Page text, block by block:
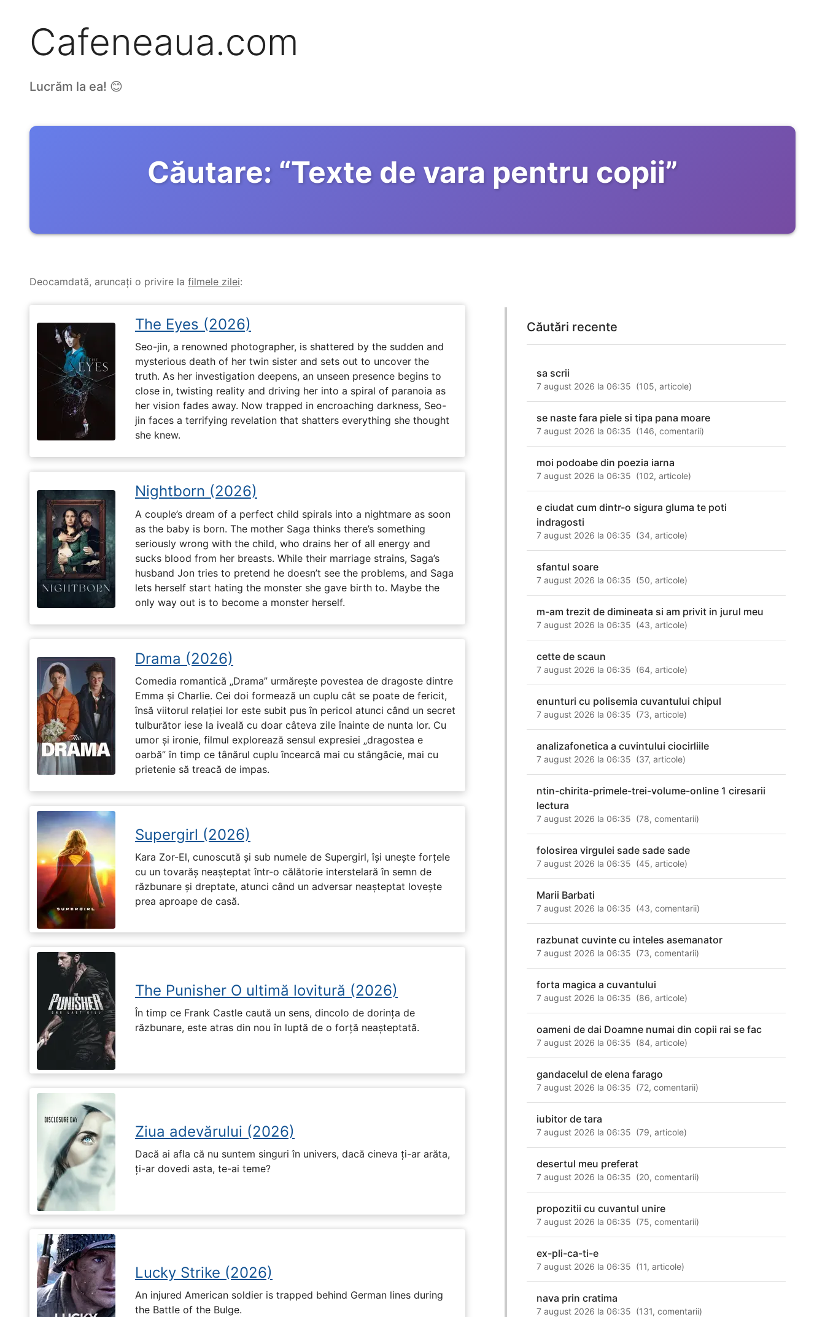
Cafeneaua.com
Lucrăm la ea! 😊
Căutare: “Texte de vara pentru copii”
Deocamdată, aruncați o privire la filmele zilei:
The Eyes (2026)
Seo-jin, a renowned photographer, is shattered by the sudden and
mysterious death of her twin sister and sets out to uncover the
truth. As her investigation deepens, an unseen presence begins to
close in, twisting reality and driving her into a spiral of paranoia as
her vision fades away. Now trapped in encroaching darkness, Seo-
jin faces a terrifying revelation that shatters everything she thought
she knew.
Nightborn (2026)
A couple’s dream of a perfect child spirals into a nightmare as soon
as the baby is born. The mother Saga thinks there’s something
seriously wrong with the child, who drains her of all energy and
sucks blood from her breasts. While their marriage strains, Saga’s
husband Jon tries to pretend he doesn’t see the problems, and Saga
lets herself start hating the monster she gave birth to. Maybe the
only way out is to become a monster herself.
Drama (2026)
Comedia romantică „Drama” urmărește povestea de dragoste dintre
Emma și Charlie. Cei doi formează un cuplu cât se poate de fericit,
însă viitorul relației lor este subit pus în pericol atunci când un secret
tulburător iese la iveală cu doar câteva zile înainte de nunta lor. Cu
umor și ironie, filmul explorează sensul expresiei „dragostea e
oarbă” în timp ce tânărul cuplu încearcă mai cu stângăcie, mai cu
prietenie să treacă de impas.
Supergirl (2026)
Kara Zor-El, cunoscută și sub numele de Supergirl, își unește forțele
cu un tovarăș neașteptat într-o călătorie interstelară în semn de
răzbunare și dreptate, atunci când un adversar neașteptat lovește
prea aproape de casă.
The Punisher O ultimă lovitură (2026)
În timp ce Frank Castle caută un sens, dincolo de dorința de
răzbunare, este atras din nou în luptă de o forță neașteptată.
Ziua adevărului (2026)
Dacă ai afla că nu suntem singuri în univers, dacă cineva ți-ar arăta,
ți-ar dovedi asta, te-ai teme?
Lucky Strike (2026)
An injured American soldier is trapped behind German lines during
the Battle of the Bulge.
Căutări recente
sa scrii
7 august 2026 la 06:35 (105,articole)
se naste fara piele si tipa pana moare
7 august 2026 la 06:35 (146,comentarii)
moi podoabe din poezia iarna
7 august 2026 la 06:35 (102,articole)
e ciudat cum dintr-o sigura gluma te poti
indragosti
7 august 2026 la 06:35 (34,articole)
sfantul soare
7 august 2026 la 06:35 (50,articole)
m-am trezit de dimineata si am privit in jurul meu
7 august 2026 la 06:35 (43,articole)
cette de scaun
7 august 2026 la 06:35 (64,articole)
enunturi cu polisemia cuvantului chipul
7 august 2026 la 06:35 (73,articole)
analizafonetica a cuvintului ciocirliile
7 august 2026 la 06:35 (37,articole)
ntin-chirita-primele-trei-volume-online 1 ciresarii
lectura
7 august 2026 la 06:35 (78,comentarii)
folosirea virgulei sade sade sade
7 august 2026 la 06:35 (45,articole)
Marii Barbati
7 august 2026 la 06:35 (43,comentarii)
razbunat cuvinte cu inteles asemanator
7 august 2026 la 06:35 (73,comentarii)
forta magica a cuvantului
7 august 2026 la 06:35 (86,articole)
oameni de dai Doamne numai din copii rai se fac
7 august 2026 la 06:35 (84,articole)
gandacelul de elena farago
7 august 2026 la 06:35 (72,comentarii)
iubitor de tara
7 august 2026 la 06:35 (79,articole)
desertul meu preferat
7 august 2026 la 06:35 (20,comentarii)
propozitii cu cuvantul unire
7 august 2026 la 06:35 (75,comentarii)
ex-pli-ca-ti-e
7 august 2026 la 06:35 (11,articole)
nava prin cratima
7 august 2026 la 06:35 (131,comentarii)